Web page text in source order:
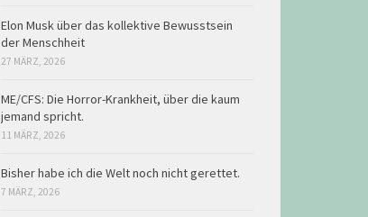
Elon Musk über das kollektive Bewusstsein
der Menschheit
27 MÄRZ, 2026
ME/CFS: Die Horror-Krankheit, über die kaum
jemand spricht.
11 MÄRZ, 2026
Bisher habe ich die Welt noch nicht gerettet.
7 MÄRZ, 2026